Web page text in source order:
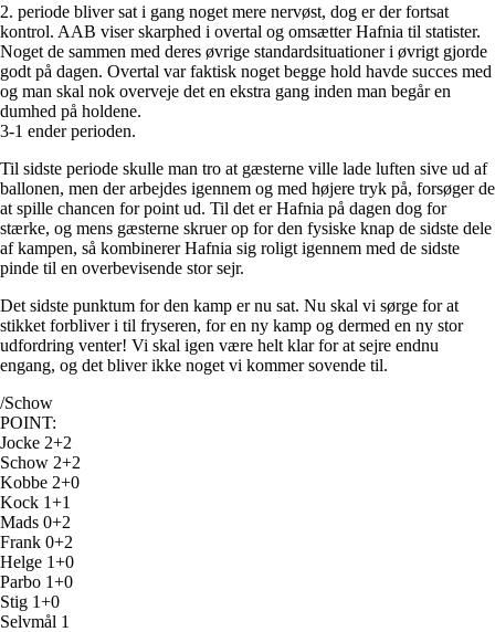
2. periode bliver sat i gang noget mere nervøst, dog er der fortsat
kontrol. AAB viser skarphed i overtal og omsætter Hafnia til statister.
Noget de sammen med deres øvrige standardsituationer i øvrigt gjorde
godt på dagen. Overtal var faktisk noget begge hold havde succes med
og man skal nok overveje det en ekstra gang inden man begår en
dumhed på holdene.
3-1 ender perioden.
Til sidste periode skulle man tro at gæsterne ville lade luften sive ud af
ballonen, men der arbejdes igennem og med højere tryk på, forsøger de
at spille chancen for point ud. Til det er Hafnia på dagen dog for
stærke, og mens gæsterne skruer op for den fysiske knap de sidste dele
af kampen, så kombinerer Hafnia sig roligt igennem med de sidste
pinde til en overbevisende stor sejr.
Det sidste punktum for den kamp er nu sat. Nu skal vi sørge for at
stikket forbliver i til fryseren, for en ny kamp og dermed en ny stor
udfordring venter! Vi skal igen være helt klar for at sejre endnu
engang, og det bliver ikke noget vi kommer sovende til.
/Schow
POINT:
Jocke 2+2
Schow 2+2
Kobbe 2+0
Kock 1+1
Mads 0+2
Frank 0+2
Helge 1+0
Parbo 1+0
Stig 1+0
Selvmål 1